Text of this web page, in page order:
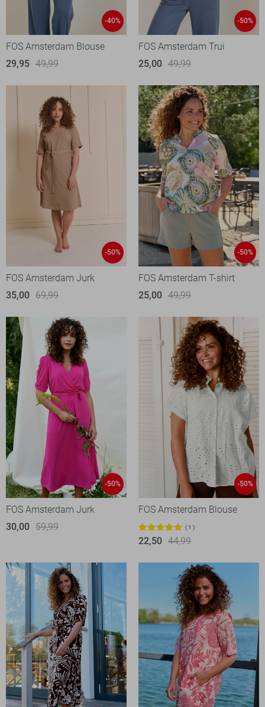
-40%
FOS Amsterdam Blouse
29,95 49,99
-50%
FOS Amsterdam Trui
25,00 49,99
-50%
FOS Amsterdam Jurk
35,00 69,99
-50%
FOS Amsterdam T-shirt
25,00 49,99
-50%
FOS Amsterdam Jurk
30,00 59,99
-50%
FOS Amsterdam Blouse
1
22,50 44,99